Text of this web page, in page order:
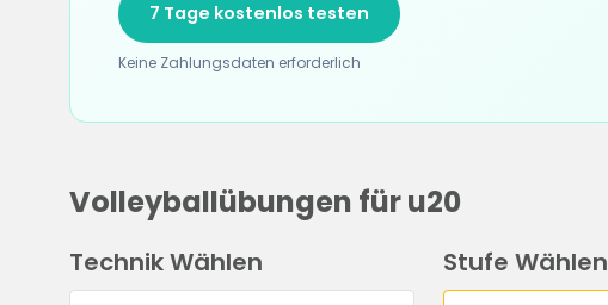
7 Tage kostenlos testen
Keine Zahlungsdaten erforderlich
Volleyballübungen für u20
Technik Wählen Stufe Wählen